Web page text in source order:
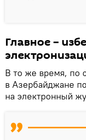
Главное –
В то же время, по
в Азербайджане
на электронный